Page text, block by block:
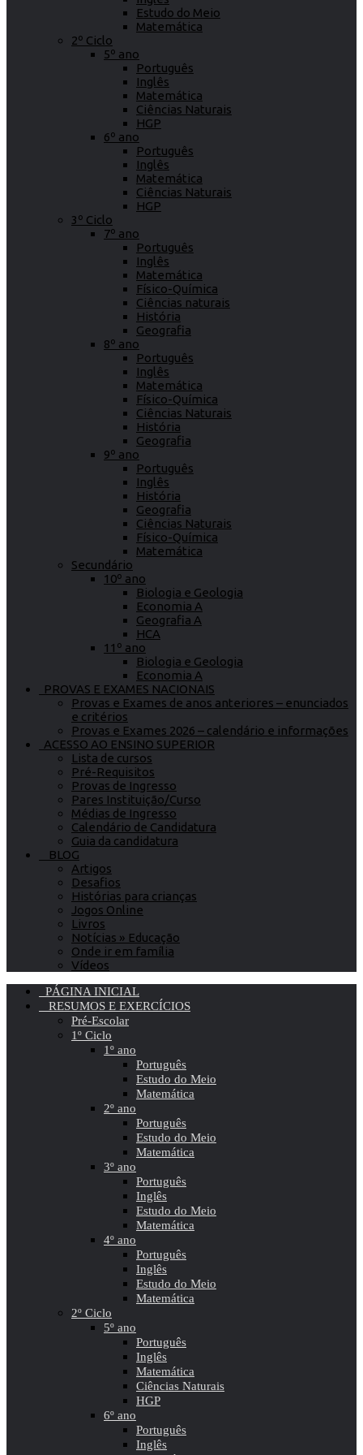
Estudo do Meio
Matemática
2º Ciclo
5º ano
Português
Inglês
Matemática
Ciências Naturais
HGP
6º ano
Português
Inglês
Matemática
Ciências Naturais
HGP
3º Ciclo
7º ano
Português
Inglês
Matemática
Físico-Química
Ciências naturais
História
Geografia
8º ano
Português
Inglês
Matemática
Físico-Química
Ciências Naturais
História
Geografia
9º ano
Português
Inglês
História
Geografia
Ciências Naturais
Físico-Química
Matemática
Secundário
10º ano
Biologia e Geologia
Economia A
Geografia A
HCA
11º ano
Biologia e Geologia
Economia A
PROVAS E EXAMES NACIONAIS
Provas e Exames de anos anteriores – enunciados
e critérios
Provas e Exames 2026 – calendário e informações
ACESSO AO ENSINO SUPERIOR
Lista de cursos
Pré-Requisitos
Provas de Ingresso
Pares Instituição/Curso
Médias de Ingresso
Calendário de Candidatura
Guia da candidatura
BLOG
Artigos
Desafios
Histórias para crianças
Jogos Online
Livros
Notícias » Educação
Onde ir em família
Vídeos
PÁGINA INICIAL
RESUMOS E EXERCÍCIOS
Pré-Escolar
1º Ciclo
1º ano
Português
Estudo do Meio
Matemática
2º ano
Português
Estudo do Meio
Matemática
3º ano
Português
Inglês
Estudo do Meio
Matemática
4º ano
Português
Inglês
Estudo do Meio
Matemática
2º Ciclo
5º ano
Português
Inglês
Matemática
Ciências Naturais
HGP
6º ano
Português
Inglês